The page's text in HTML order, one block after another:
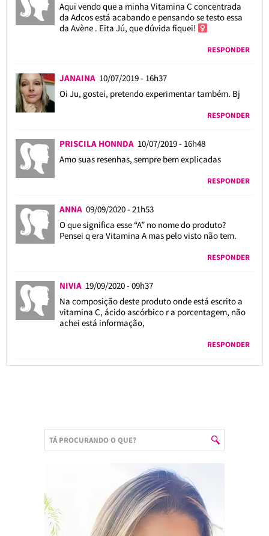
Aqui vendo que a minha Vitamina C concentrada
da Adcos está acabando e pensando se testo essa
da Avène . Eita Jú, que dúvida fiquei! ‍
RESPONDER
JANAINA 10/07/2019 - 16h37
Oi Ju, gostei, pretendo experimentar também. Bj
RESPONDER
PRISCILA HONNDA 10/07/2019 - 16h48
Amo suas resenhas, sempre bem explicadas
RESPONDER
ANNA 09/09/2020 - 21h53
O que significa esse “A” no nome do produto?
Pensei q era Vitamina A mas pelo visto não tem.
RESPONDER
NIVIA 19/09/2020 - 09h37
Na composição deste produto onde está escrito a
vitamina C, ácido ascórbico r a porcentagem, não
achei está informação,
RESPONDER